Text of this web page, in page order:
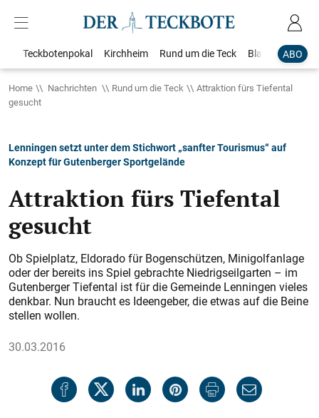
ABO
Teckbotenpokal Kirchheim Rund um die Teck Blaulicht
Home Nachrichten Rund um die Teck
Attraktion fürs Tiefental
gesucht
Lenningen setzt unter dem Stichwort „sanfter Tourismus“ auf
Konzept für Gutenberger Sportgelände
Attraktion fürs Tiefental
gesucht
Ob Spielplatz, Eldorado für Bogenschützen, Minigolfanlage
oder der bereits ins Spiel gebrachte Niedrigseilgarten – im
Gutenberger Tiefental ist für die Gemeinde Lenningen vieles
denkbar. Nun braucht es Ideengeber, die etwas auf die Beine
stellen wollen.
30.03.2016